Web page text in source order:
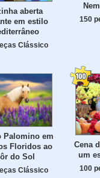
aberta
em estilo
Clássico
150
Palomino em
Floridos ao
do Sol
Clássico
Cena
um
100